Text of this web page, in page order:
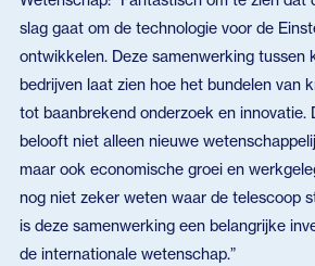
slag gaat om de technologie voor de
ontwikkelen. Deze samenwerking tussen
bedrijven laat zien hoe het bundelen van
tot baanbrekend onderzoek en innovatie.
belooft niet alleen nieuwe
maar ook economische groei en
nog niet zeker weten waar de telescoop
is deze samenwerking een belangrijke
de internationale wetenschap.”